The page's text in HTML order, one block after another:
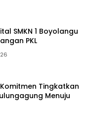
SMKN 1 Boyolangu
PKL
Tingkatkan
Menuju